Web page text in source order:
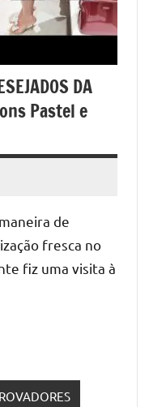
DA
Pastel e
de
fresca no
fiz uma visita à